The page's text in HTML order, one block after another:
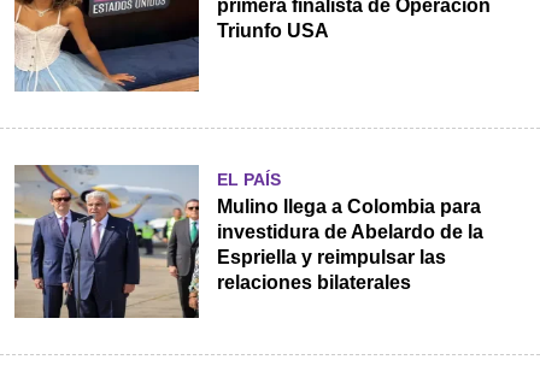
primera finalista de Operación
Triunfo USA
EL PAÍS
Mulino llega a Colombia para
investidura de Abelardo de la
Espriella y reimpulsar las
relaciones bilaterales